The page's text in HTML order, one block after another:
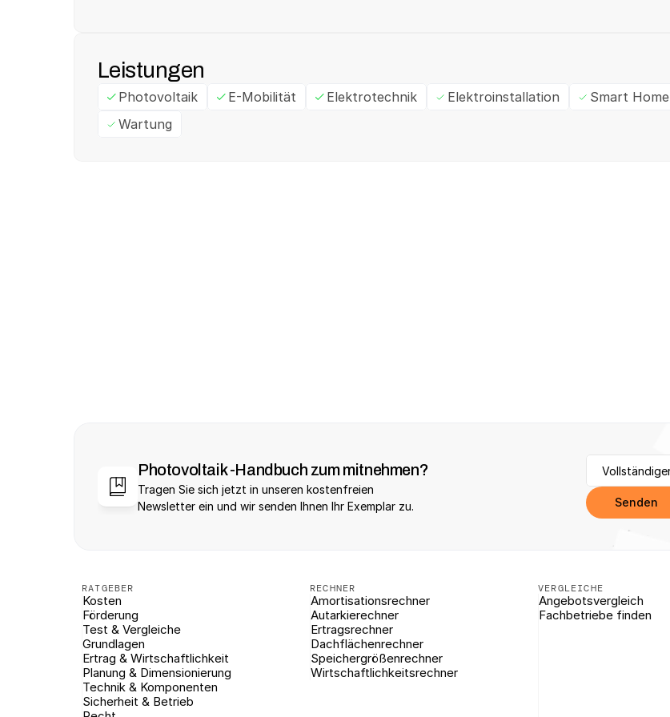
Leistungen
Photovoltaik E-Mobilität Elektrotechnik Elektroinstallation
Smart Home
Wartung
Photovoltaik -Handbuch zum mitnehmen?
Tragen Sie sich jetzt in unseren kostenfreien
Newsletter ein und wir senden Ihnen Ihr Exemplar zu.
Senden
RATGEBER
Kosten
Förderung
Test & Vergleiche
Grundlagen
Ertrag & Wirtschaftlichkeit
Planung & Dimensionierung
Technik & Komponenten
Sicherheit & Betrieb
RECHNER
Amortisationsrechner
Autarkierechner
Ertragsrechner
Dachflächenrechner
Speichergrößenrechner
Wirtschaftlichkeitsrechner
VERGLEICHE
Angebotsvergleich
Fachbetriebe finden